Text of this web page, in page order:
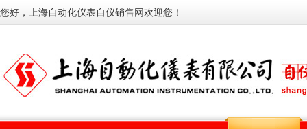
您好，上海自动化仪表自仪销售网欢迎您！